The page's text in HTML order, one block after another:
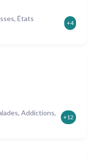
États
+4
Addictions,
+12